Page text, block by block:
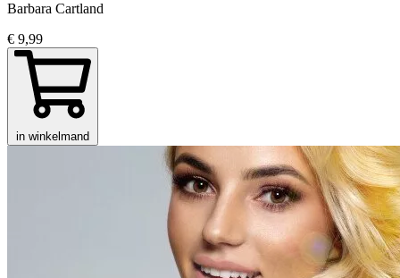
Barbara Cartland
€ 9,99
in winkelmand